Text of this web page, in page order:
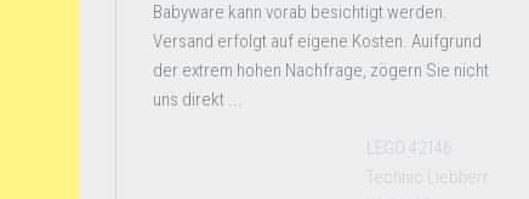
Babyware kann vorab besichtigt werden.
Versand erfolgt auf eigene Kosten. Auifgrund
der extrem hohen Nachfrage, zögern Sie nicht
uns direkt ...
LEGO 42146
Technic Liebherr